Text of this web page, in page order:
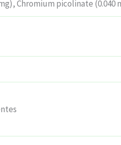
Chromium picolinate (0.040